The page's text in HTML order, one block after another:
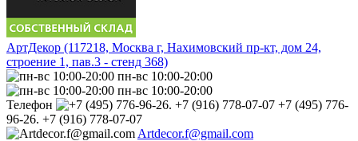
АртДекор (117218, Москва г, Нахимовский пр-кт, дом 24,
строение 1, пав.3 - стенд 368)
пн-вс 10:00-20:00
пн-вс 10:00-20:00
Телефон
+7 (495) 776-
96-26. +7 (916) 778-07-07
Artdecor.f@gmail.com